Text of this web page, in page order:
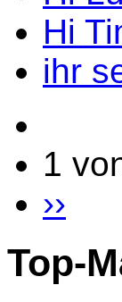
Hi
ihr
1
››
Top-